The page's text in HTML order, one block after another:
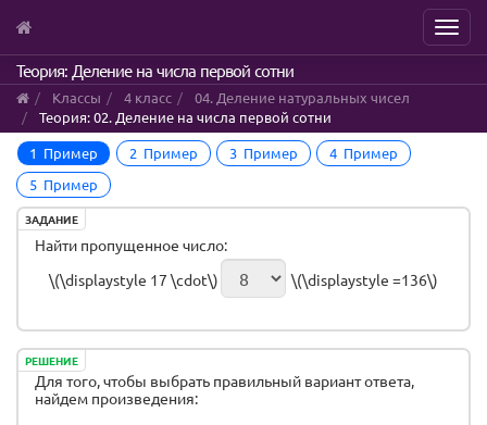
Skip
to
main
content
Menu
Теория: Деление на числа первой сотни
Классы 4 класс
04. Деление натуральных чисел
Теория: 02. Деление на числа первой сотни
1 Пример
2 Пример 3 Пример
4 Пример
5 Пример
ЗАДАНИЕ
Найти пропущенное число:
\(\displaystyle 17 \cdot\)
\(\displaystyle =136\)
РЕШЕНИЕ
Для того, чтобы выбрать правильный вариант ответа,
найдем произведения: